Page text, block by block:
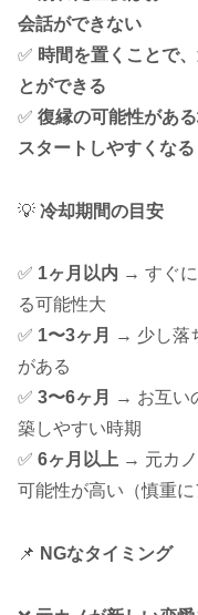
会話ができない
✅ 時間を置くことで
とができる
✅ 復縁の可能性があ
スタートしやすくなる
💡 冷却期間の目安
✅ 1ヶ月以内 → すぐ
る可能性大
✅ 1〜3ヶ月
→ 少し落
がある
✅ 3〜6ヶ月
→ お互い
築しやすい時期
✅ 6ヶ月以上 → 元カ
可能性が高い（慎重に
📌 NGなタイミング